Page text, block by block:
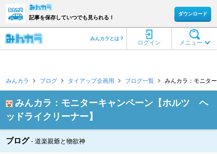
記事を保存していつでも見られる！
ダウンロード
メニュー
ログイン
みんカラとは？
みんカラ ブログ タイアップ企画用 ブログ一覧 みんカラ：モニタ
みんカラ：モニターキャンペーン【ホルツ ヘ
ッドライクリーナー】
ブログ 道楽親爺と物欲神